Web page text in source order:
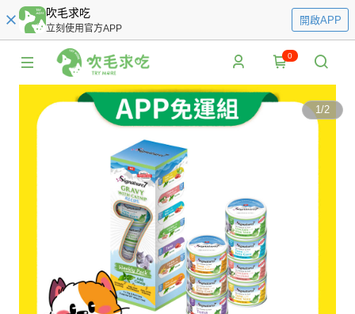
吹毛求吃
立刻使用官方APP
開啟APP
0
1/2